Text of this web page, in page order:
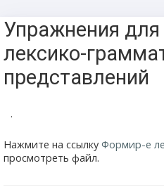
Упражнения
лексико-
представлений
.
Нажмите на ссылку Формир-е
просмотреть файл.